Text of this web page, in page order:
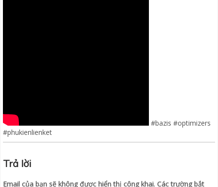
#bazis #optimizers
#phukienlienket
Trả lời
Email của bạn sẽ không được hiển thị công khai. Các trường bắt